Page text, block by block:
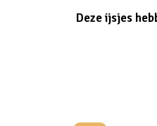
Deze ijsjes